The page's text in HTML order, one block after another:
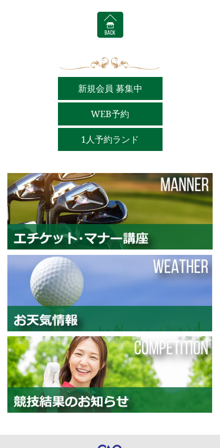
新規会員 募集中
WEB予約
1人予約ランド